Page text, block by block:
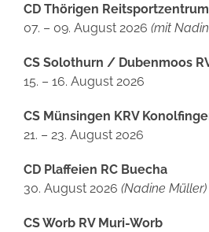
CD Thörigen
07. – 09. August 2026 (mit
CS Solothurn / Dubenmoos
15. – 16. August 2026
CS Münsingen KRV
21. – 23. August 2026
CD Plaffeien RC Buecha
30. August 2026 (Nadine Müller)
CS Worb RV Muri-Worb